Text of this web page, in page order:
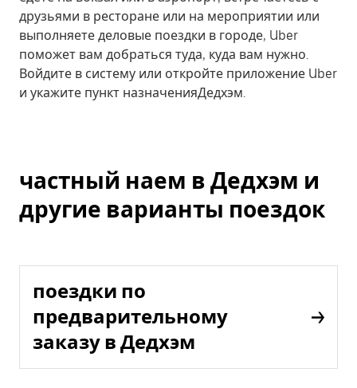
друзьями в ресторане или на мероприятии или
выполняете деловые поездки в городе, Uber
поможет вам добраться туда, куда вам нужно.
Войдите в систему или откройте приложение Uber
и укажите пункт назначенияДедхэм.
частный наем в Дедхэм и
другие варианты поездок
поездки по
предварительному
заказу в Дедхэм